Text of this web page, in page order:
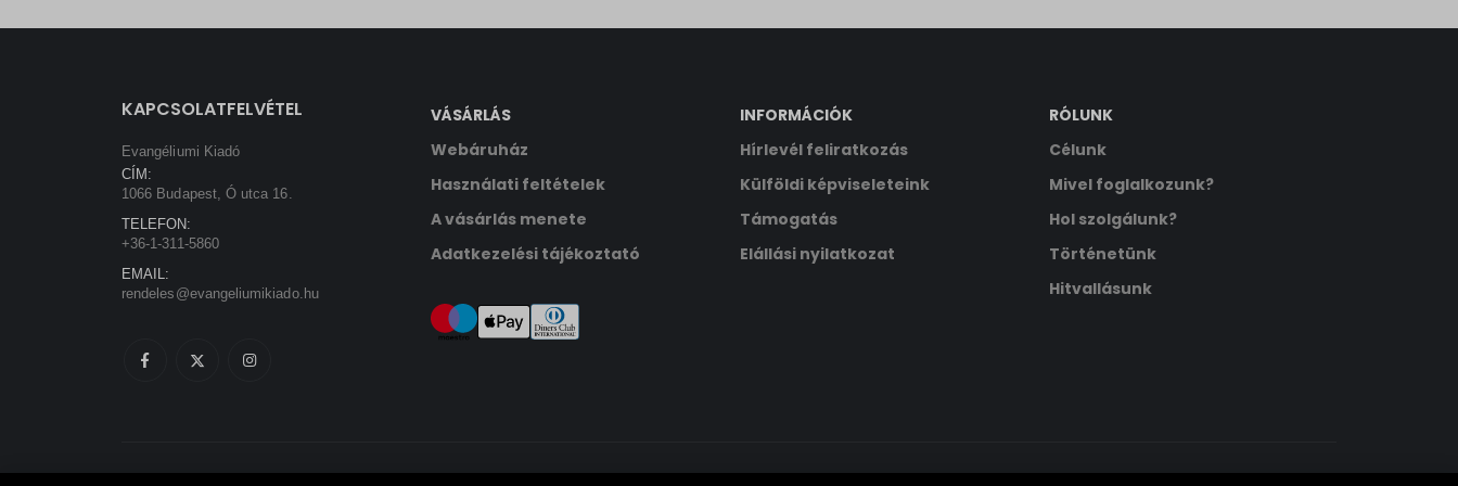
KAPCSOLATFELVÉTEL
Evangéliumi Kiadó
CÍM:
1066 Budapest, Ó utca 16.
TELEFON:
+36-1-311-5860
EMAIL:
rendeles@evangeliumikiado.hu
VÁSÁRLÁS
Webáruház
Használati feltételek
A vásárlás menete
Adatkezelési tájékoztató
INFORMÁCIÓK
Hírlevél feliratkozás
Külföldi képviseleteink
Támogatás
Elállási nyilatkozat
RÓLUNK
Célunk
Mivel foglalkozunk?
Hol szolgálunk?
Történetünk
Hitvallásunk